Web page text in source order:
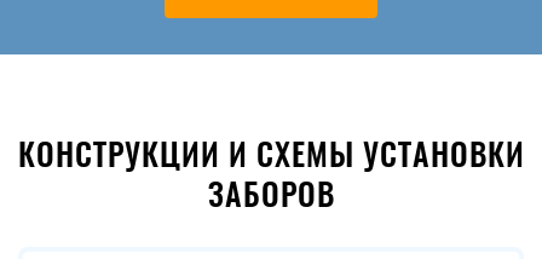
КОНСТРУКЦИИ И СХЕМЫ УСТАНОВКИ
ЗАБОРОВ